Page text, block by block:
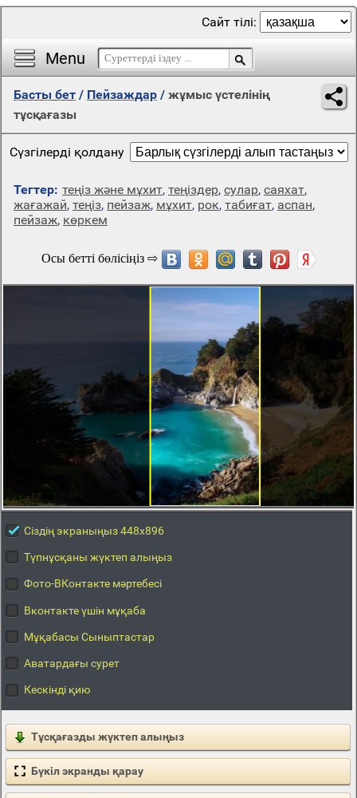
Menu
Сайт тілі:
Басты бет / Пейзаждар / жұмыс үстелінің
тұсқағазы
Сүзгілерді қолдану
Тегтер: теңіз және мұхит, теңіздер, сулар, саяхат,
жағажай, теңіз, пейзаж, мұхит, рок, табиғат, аспан,
пейзаж, көркем
Сіздің экраныңыз 448x896
Түпнұсқаны жүктеп алыңыз
Фото-ВКонтакте мәртебесі
Вконтакте үшін мұқаба
Мұқабасы Сыныптастар
Аватардағы сурет
Кескінді қию
Тұсқағазды жүктеп алыңыз
Бүкіл экранды қарау